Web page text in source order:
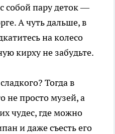
собой пару деток —
А чуть дальше, в
на колесо
кирху не забудьте.
Тогда в
не просто музей, а
чудес, где можно
и даже съесть его